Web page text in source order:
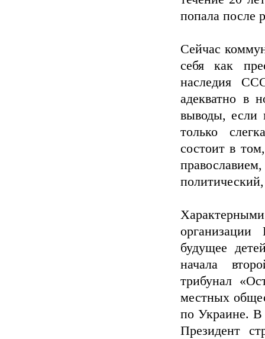
попала после
Сейчас
себя как
наследия
адекватно в
выводы, если
только
состоит в
будущее
начала
трибунал
местных
по Украине. В
Президент